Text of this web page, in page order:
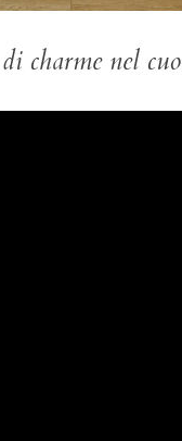
nel